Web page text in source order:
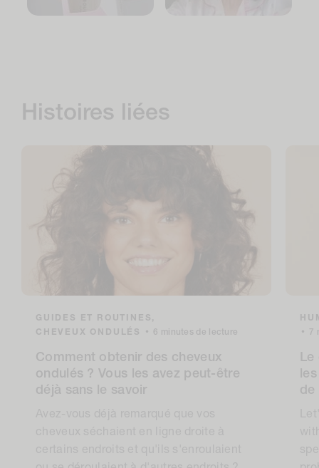
Histoires liées
GUIDES ET ROUTINES,
CHEVEUX ONDULÉS
• 6 minutes de lecture
Comment obtenir des cheveux
ondulés ? Vous les avez peut-être
déjà sans le savoir
• 7
Le
de